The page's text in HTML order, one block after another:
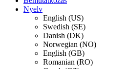
Nyelv
English (US)
Swedish (SE)
Danish (DK)
Norwegian (NO)
English (GB)
Romanian (RO)